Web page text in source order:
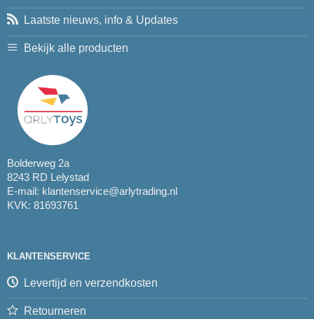
Laatste nieuws, info & Updates
Bekijk alle producten
Bolderweg 2a
8243 RD Lelystad
E-mail: klantenservice@arlytrading.nl
KVK: 81693761
KLANTENSERVICE
Levertijd en verzendkosten
Retourneren